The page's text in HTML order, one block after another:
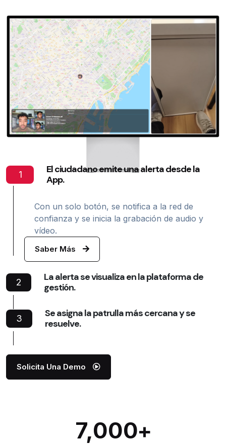
1
El ciudadano emite una alerta desde la
App.
Con un solo botón, se notifica a la red de
confianza y se inicia la grabación de audio y
vídeo.
Saber Más
2
La alerta se visualiza en la plataforma de
gestión.
3
Se asigna la patrulla más cercana y se
resuelve.
Solicita Una Demo
7,000+